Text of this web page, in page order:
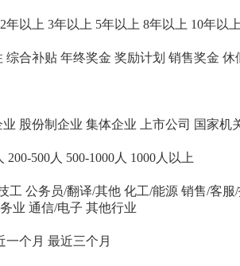
2年以上 3年以上 5年以上 8年以上 10年以上
综合补贴 年终奖金 奖励计划 销售奖金 休
业 股份制企业 集体企业 上市公司 国家机
200-500人 500-1000人 1000人以上
工 公务员/翻译/其他 化工/能源 销售/客服
业 通信/电子 其他行业
一个月 最近三个月